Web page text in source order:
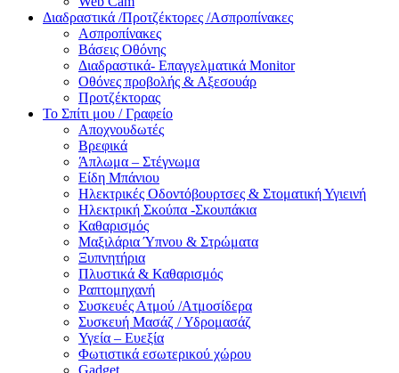
Διαδραστικά /Προτζέκτορες /Ασπροπίνακες
Ασπροπίνακες
Βάσεις Οθόνης
Διαδραστικά- Επαγγελματικά Monitor
Οθόνες προβολής & Αξεσουάρ
Προτζέκτορας
Το Σπίτι μου / Γραφείο
Αποχνουδωτές
Βρεφικά
Άπλωμα – Στέγνωμα
Είδη Μπάνιου
Ηλεκτρικές Οδοντόβουρτσες & Στοματική Υγιεινή
Ηλεκτρική Σκούπα -Σκουπάκια
Καθαρισμός
Μαξιλάρια Ύπνου & Στρώματα
Ξυπνητήρια
Πλυστικά & Καθαρισμός
Ραπτομηχανή
Συσκευές Ατμού /Ατμοσίδερα
Συσκευή Μασάζ / Υδρομασάζ
Υγεία – Ευεξία
Φωτιστικά εσωτερικού χώρου
Gadget